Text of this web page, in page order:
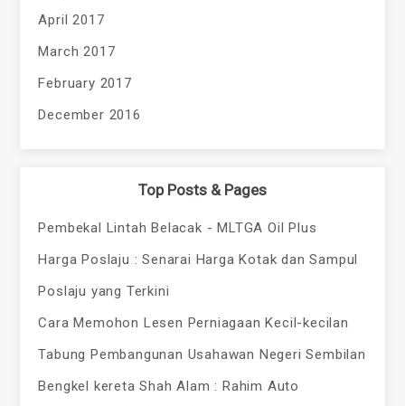
April 2017
March 2017
February 2017
December 2016
Top Posts & Pages
Pembekal Lintah Belacak - MLTGA Oil Plus
Harga Poslaju : Senarai Harga Kotak dan Sampul
Poslaju yang Terkini
Cara Memohon Lesen Perniagaan Kecil-kecilan
Tabung Pembangunan Usahawan Negeri Sembilan
Bengkel kereta Shah Alam : Rahim Auto